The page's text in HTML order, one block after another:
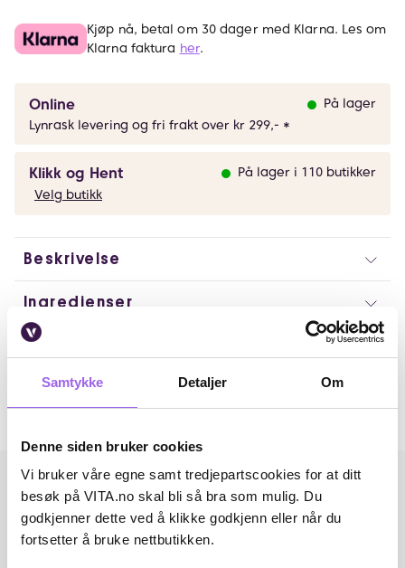
Samtykke Detaljer Om
Denne siden bruker cookies
Vi bruker våre egne samt tredjepartscookies for at ditt
besøk på VITA.no skal bli så bra som mulig. Du
godkjenner dette ved å klikke godkjenn eller når du
fortsetter å bruke nettbutikken.
Kjøp nå, betal om 30 dager med Klarna. Les om
Klarna faktura her.
Online
På lager
Lynrask levering og fri frakt over kr 299,- *
Klikk og Hent
På lager i 110 butikker
Velg butikk
Beskrivelse
Ingredienser
Artikkelnummer: 375524
Omtaler